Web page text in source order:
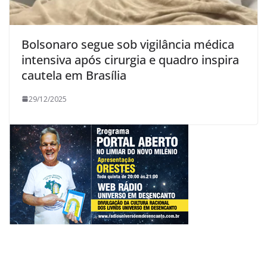
Bolsonaro segue sob vigilância médica
intensiva após cirurgia e quadro inspira
cautela em Brasília
29/12/2025